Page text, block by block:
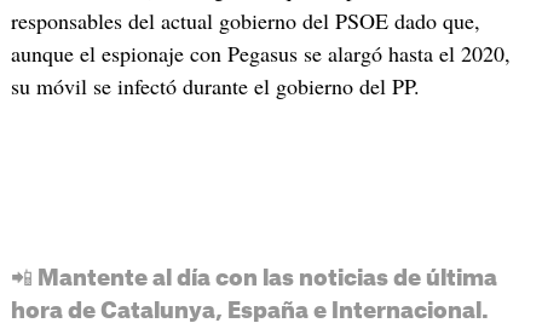
responsables del actual gobierno del PSOE dado que,
aunque el espionaje con Pegasus se alargó hasta el 2020,
su móvil se infectó durante el gobierno del PP.
📲 Mantente al día con las noticias de última
hora de Catalunya, España e Internacional.